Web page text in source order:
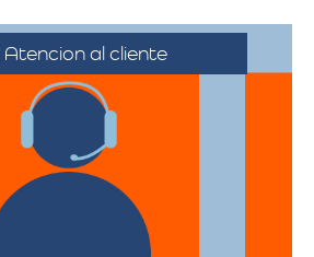
Atencion al cliente
primer contacto hasta la
la mudanza, se ofrece un
al cliente excepcional,
a sus horarios y
específicas.